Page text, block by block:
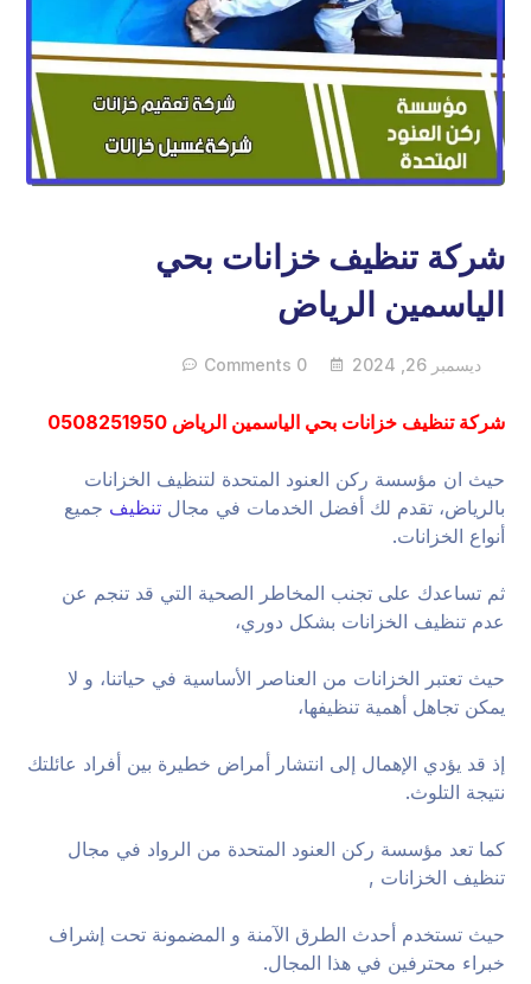
شركة تنظيف خزانات بحي
الياسمين الرياض
ديسمبر 26, 2024 0 Comments
شركة تنظيف خزانات بحي الياسمين الرياض 0508251950
حيث ان مؤسسة ركن العنود المتحدة لتنظيف الخزانات
بالرياض، تقدم لك أفضل الخدمات في مجالتنظيف جميع
أنواع الخزانات.
ثم تساعدك على تجنب المخاطر الصحية التي قد تنجم عن
عدم تنظيف الخزانات بشكل دوري،
حيث تعتبر الخزانات من العناصر الأساسية في حياتنا، و لا
يمكن تجاهل أهمية تنظيفها،
إذ قد يؤدي الإهمال إلى انتشار أمراض خطيرة بين أفراد عائلتك
نتيجة التلوث.
كما تعد مؤسسة ركن العنود المتحدة من الرواد في مجال
تنظيف الخزانات ,
حيث تستخدم أحدث الطرق الآمنة و المضمونة تحت إشراف
خبراء محترفين في هذا المجال.